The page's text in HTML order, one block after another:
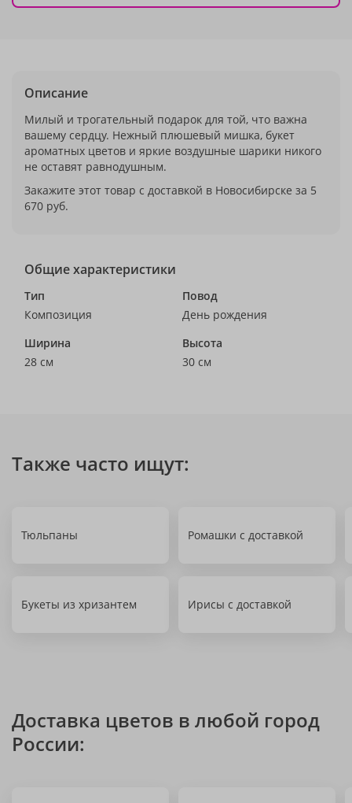
Описание
Милый и трогательный подарок для той, что важна
вашему сердцу. Нежный плюшевый мишка, букет
ароматных цветов и яркие воздушные шарики никого
не оставят равнодушным.
Закажите этот товар с доставкой в Новосибирске за 5
670 руб.
Общие характеристики
Тип
Композиция
Повод
День рождения
Ширина
28 см
Высота
30 см
Также часто ищут:
Тюльпаны Ромашки с доставкой
Букеты из хризантем Ирисы с доставкой
Доставка цветов в любой город
России: